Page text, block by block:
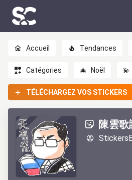
Accueil Tendances
Catégories 🎄 Noël 💫
TÉLÉCHARGEZ VOS STICKERS
陳雲歌